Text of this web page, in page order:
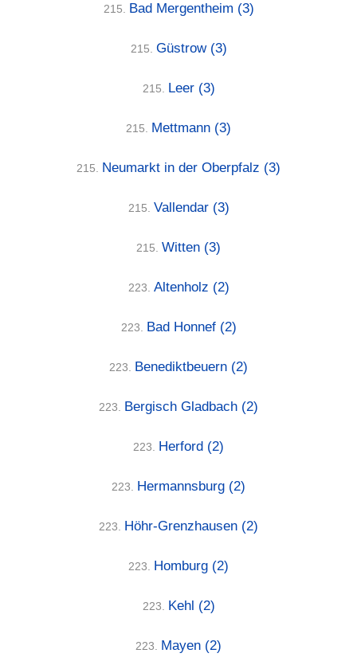
215. Bad Mergentheim (3)
215. Güstrow (3)
215. Leer (3)
215. Mettmann (3)
215. Neumarkt in der Oberpfalz (3)
215. Vallendar (3)
215. Witten (3)
223. Altenholz (2)
223. Bad Honnef (2)
223. Benediktbeuern (2)
223. Bergisch Gladbach (2)
223. Herford (2)
223. Hermannsburg (2)
223. Höhr-Grenzhausen (2)
223. Homburg (2)
223. Kehl (2)
223. Mayen (2)